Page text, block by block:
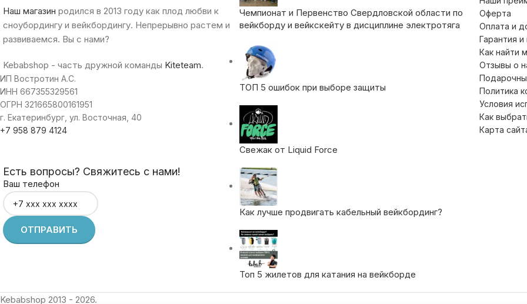
Наш магазин родился в 2013 году как плод любви к
сноубордингу и вейкбордингу. Непрерывно растем и
развиваемся. Вы с нами?
Kebabshop - часть дружной команды Kiteteam.
ИП Востротин А.С.
ИНН 667355329561
ОГРН 321665800161951
г. Екатеринбург, ул. Восточная, 40
+7 958 879 4124
Есть вопросы? Свяжитесь с нами!
Ваш телефон
Чемпионат и Первенство Свердловской области по
вейкборду и вейкскейту в дисциплине электротяга
ТОП 5 ошибок при выборе защиты
Свежак от Liquid Force
Как лучше продвигать кабельный вейкбординг?
Топ 5 жилетов для катания на вейкборде
Оферта
Оплата и
Гарантия и
Как найти
Отзывы о
Политика
Условия
Как
Карта
Kebabshop 2013 - 2026.